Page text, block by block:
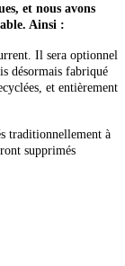
et nous avons
Ainsi :
Il sera optionnel
désormais fabriqué
et entièrement
traditionnellement à
supprimés